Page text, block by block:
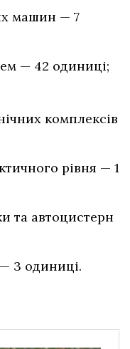
машин — 7
— 42 одиниці;
комплексів
рівня — 1
та автоцистерн
3 одиниці.